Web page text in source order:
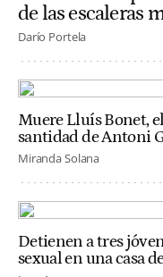
de las escaleras
Darío Portela
Muere Lluís Bonet,
santidad de Antoni
Miranda Solana
Detienen a tres
sexual en una casa